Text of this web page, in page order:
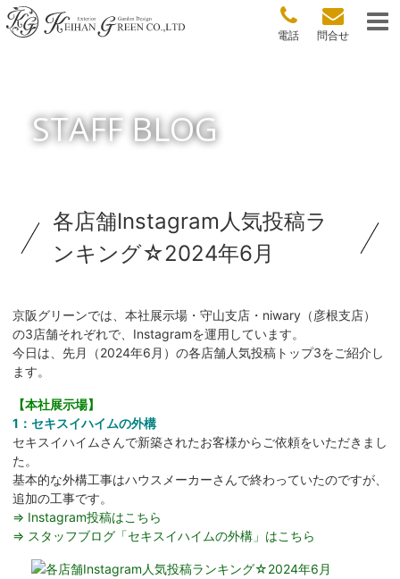
問合せ
電話
STAFF BLOG
各店舗Instagram人気投稿ラ
ンキング☆2024年6月
京阪グリーンでは、本社展示場・守山支店・niwary（彦根支店）
の3店舗それぞれで、Instagramを運用しています。
今日は、先月（2024年6月）の各店舗人気投稿トップ3をご紹介し
ます。
【本社展示場】
1：セキスイハイムの外構
セキスイハイムさんで新築されたお客様からご依頼をいただきまし
た。
基本的な外構工事はハウスメーカーさんで終わっていたのですが、
追加の工事です。
⇒ Instagram投稿はこちら
⇒ スタッフブログ「セキスイハイムの外構」はこちら